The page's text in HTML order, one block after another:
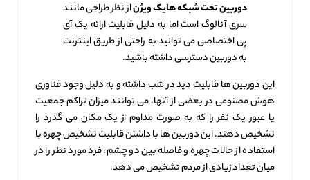
دوربین تحت شبکه هایک ویژناز نظر طراحی مانند
سری آنالوگ است اما به دلیل قابلیت ارائه یک آی
پی اختصاصی می‌ توانید به راحتی از طریق اینترنت
به دوربین دسترسی داشته باشید.
این دوربین‌ ها قابلیت دید در شب داشته و به دلیل وجود فناوری
هوش مصنوعی در بعضی از آنها، می توانند میزان تراکم جمعیت
یا عبور یک نفر را که به صورت مداوم از یک مکان می گذرد را
تشخیص دهند. این دوربین ها با داشتن قابلیت تشخیص چهره با
استفاده از حالات چهره و فاصله بین دو چشم، فرد مورد نظر را در
میان تعداد زیادی از مردم تشخیص می دهد.